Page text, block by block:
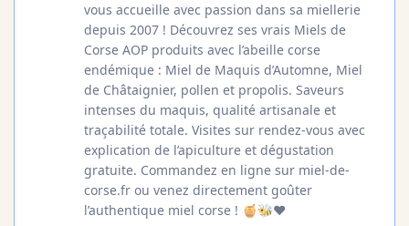
vous accueille avec passion dans sa miellerie
depuis 2007 ! Découvrez ses vrais Miels de
Corse AOP produits avec l’abeille corse
endémique : Miel de Maquis d’Automne, Miel
de Châtaignier, pollen et propolis. Saveurs
intenses du maquis, qualité artisanale et
traçabilité totale. Visites sur rendez-vous avec
explication de l’apiculture et dégustation
gratuite. Commandez en ligne sur miel-de-
corse.fr ou venez directement goûter
l’authentique miel corse ! 🍯🐝❤️